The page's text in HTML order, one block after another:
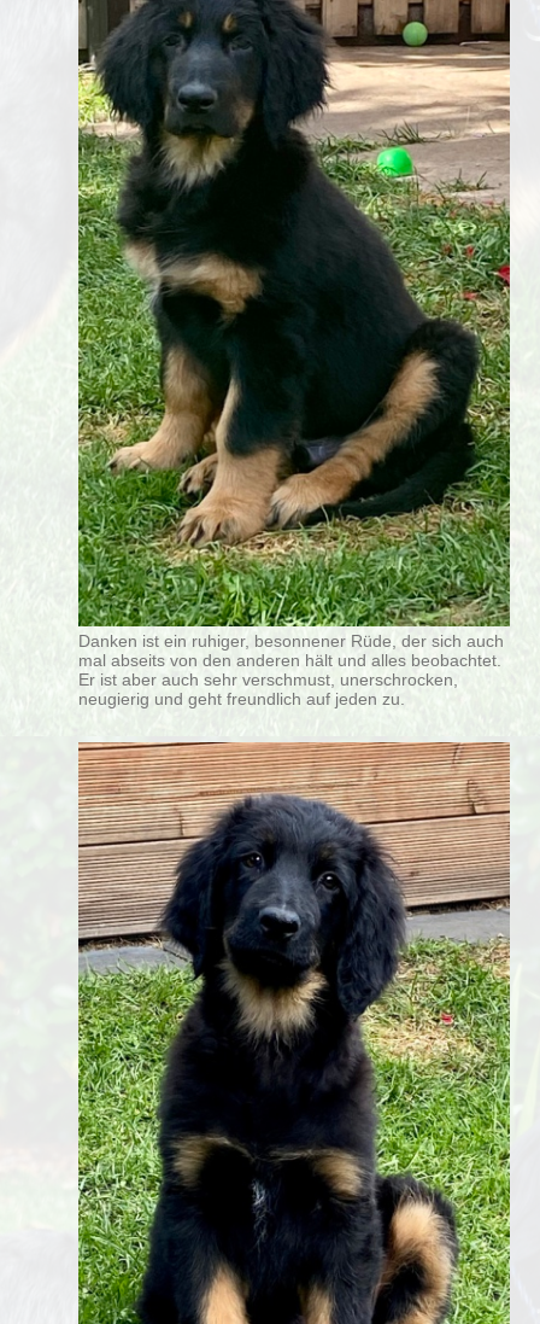
Danken ist ein ruhiger, besonnener Rüde, der sich auch
mal abseits von den anderen hält und alles beobachtet.
Er ist aber auch sehr verschmust, unerschrocken,
neugierig und geht freundlich auf jeden zu.